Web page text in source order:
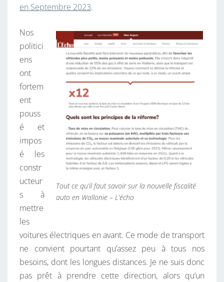
en Septembre 2023.
Tout ce qu’il faut savoir sur la nouvelle fiscalité
auto en Wallonie – L’écho
Nos
politici
ens
ont
fortem
ent
pouss
é et
impos
é les
constr
ucteur
s à
mettre
les
voitures électriques en avant. Ce mode de transport
ne convient pourtant qu’assez peu à tous nos
besoins, dont les longues distances. Je ne suis donc
pas prêt à prendre cette direction, alors qu’un